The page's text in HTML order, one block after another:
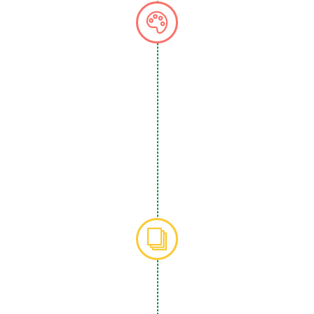
2011 – 2015, định hướng đến năm 2020
Được lựa chọn là 1 trong 45 trường ưu tiên đầu tư
tập trung theo tiêu chí trường nghề chất lượng cao
theo Quyết định số 761/QĐ-TTg ngày 23/5/2014
của Thủ tướng Chính phủ.